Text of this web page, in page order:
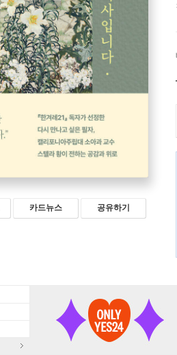
카드뉴스 공유하기